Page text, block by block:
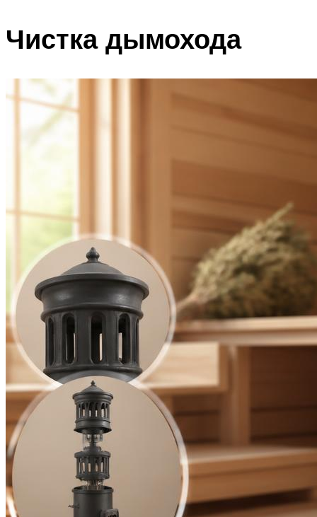
Чистка дымохода